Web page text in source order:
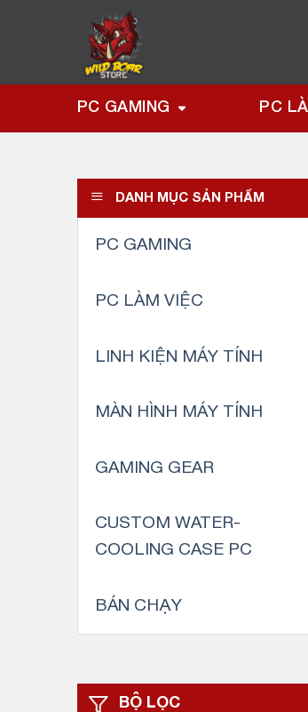
PC GAMING PC
DANH MỤC SẢN PHẨM
PC GAMING
PC LÀM VIỆC
LINH KIỆN MÁY TÍNH
MÀN HÌNH MÁY TÍNH
GAMING GEAR
CUSTOM WATER-
COOLING CASE PC
BÁN CHẠY
BỘ LỌC